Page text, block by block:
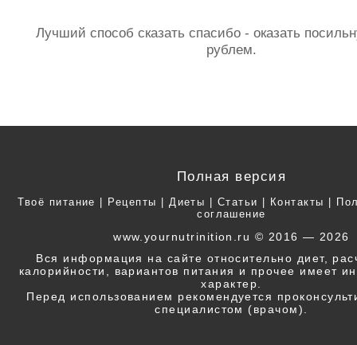
Лучший способ сказать спасибо - оказать
рублем.
Полная версия
Твоё питание | Рецепты | Диеты | Статьи | Контакты |
соглашение
www.yournutrinition.ru © 2016 — 2026
Вся информация на сайте относительно диет,
калорийности, вариантов питания и прочее имеет
характер.
Перед использованием рекомендуется
специалистом (врачом).